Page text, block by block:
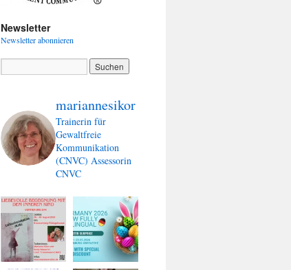
Newsletter
Newsletter abonnieren
mariannesikor
Trainerin für
Gewaltfreie
Kommunikation
(CNVC) Assessorin
CNVC